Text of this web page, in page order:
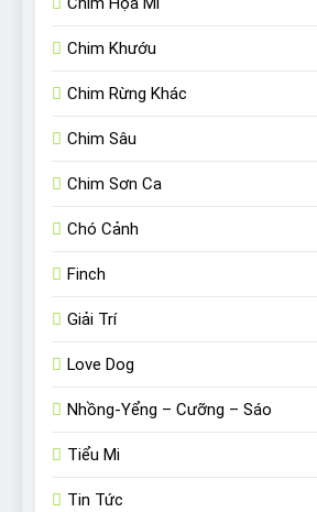
Chim Khướu
Chim Rừng Khác
Chim Sâu
Chim Sơn Ca
Chó Cảnh
Finch
Giải Trí
Love Dog
Nhồng-Yểng – Cưỡng – Sáo
Tiểu Mi
Tin Tức